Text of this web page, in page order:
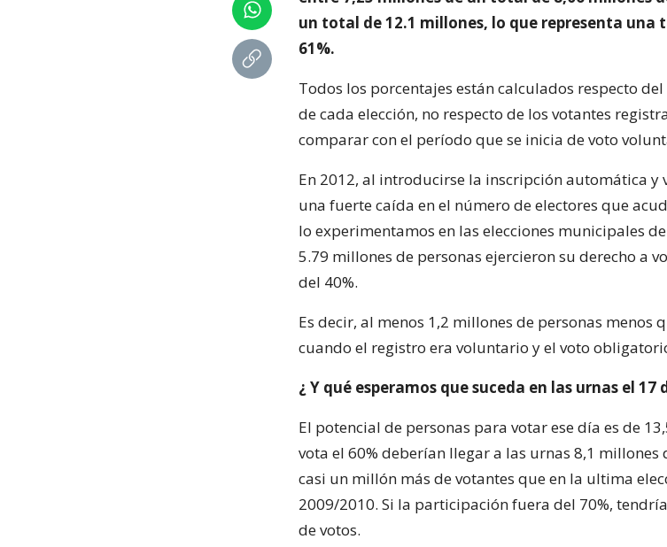
un total de 12.1 millones, lo que representa una
61%.
Todos los porcentajes están calculados respecto
de cada elección, no respecto de los votantes
comparar con el período que se inicia de voto
En 2012, al introducirse la inscripción automática y
una fuerte caída en el número de electores que
lo experimentamos en las elecciones municipales
5.79 millones de personas ejercieron su derecho a
del 40%.
Es decir, al menos 1,2 millones de personas menos
cuando el registro era voluntario y el voto
¿ Y qué esperamos que suceda en las urnas el 17
El potencial de personas para votar ese día es de
vota el 60% deberían llegar a las urnas 8,1 millones
casi un millón más de votantes que en la ultima
2009/2010. Si la participación fuera del 70%,
de votos.